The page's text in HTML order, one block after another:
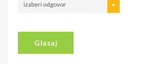
izaberi odgovor
Glasaj